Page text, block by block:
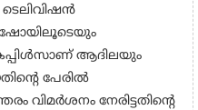
ഷോയിലൂടെയും
ആദിലയും
പേരിൽ
വിമർശനം നേരിട്ടതിന്റെ